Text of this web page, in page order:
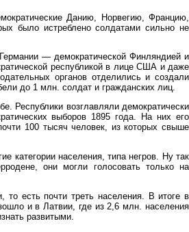
Данию, Норвегию, Францию,
было истреблено солдатами сильно не
— демократической Финляндией и
республикой в лице США и даже
органов отделились и создали
до 1 млн. солдат и гражданских лиц.
Республики возглавляли демократически
выборов 1895 года. На них его
100 тысяч человек, из которых свыше
категории населения, типа негров. Ну так
они могли голосовать только на
есть почти треть населения. В итоге в
и в Латвии, где из 2,6 млн. населения
развитыми.